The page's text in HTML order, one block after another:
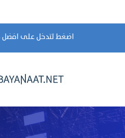
اضغط لتدخل على افضل